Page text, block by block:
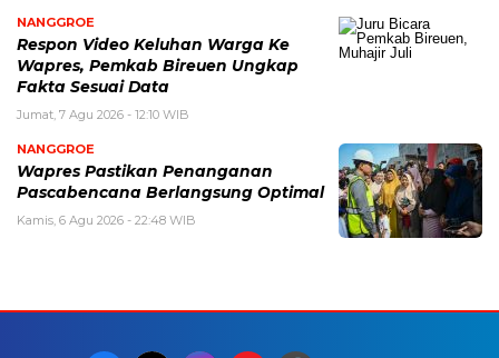
NANGGROE
Respon Video Keluhan Warga Ke
Wapres, Pemkab Bireuen Ungkap
Fakta Sesuai Data
Jumat, 7 Agu 2026 - 12:10 WIB
NANGGROE
Wapres Pastikan Penanganan
Pascabencana Berlangsung Optimal
Kamis, 6 Agu 2026 - 22:48 WIB